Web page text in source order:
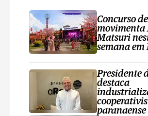
Concurso
movimenta
Matsuri
semana em
Presidente
destaca
paranaense